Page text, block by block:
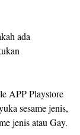
ada
APP Playstore
sesame jenis,
jenis atau Gay.